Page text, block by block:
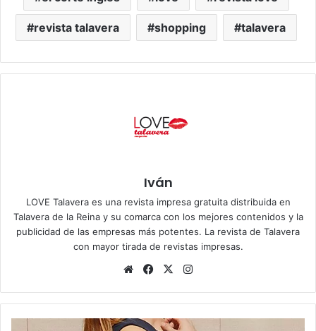
revista talavera shopping talavera
Iván
LOVE Talavera es una revista impresa gratuita distribuida en
Talavera de la Reina y su comarca con los mejores contenidos y la
publicidad de las empresas más potentes. La revista de Talavera
con mayor tirada de revistas impresas.
Siti
we
b
Fa
bo
ok
X
ra
m